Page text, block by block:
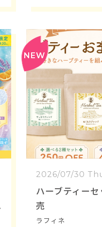
2026/07/30
ハーブティー
売
ラフィネ